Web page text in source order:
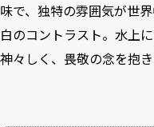
味で、独特の雰囲気が世
白のコントラスト。水上
神々しく、畏敬の念を抱き